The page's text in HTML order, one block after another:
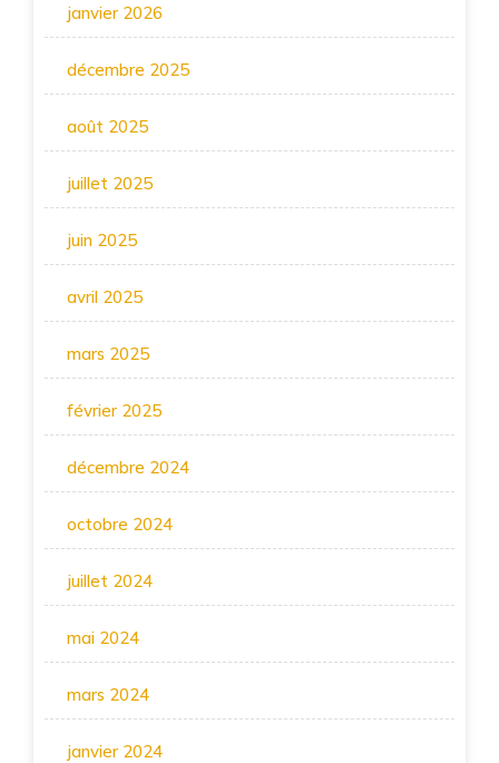
janvier 2026
décembre 2025
août 2025
juillet 2025
juin 2025
avril 2025
mars 2025
février 2025
décembre 2024
octobre 2024
juillet 2024
mai 2024
mars 2024
janvier 2024